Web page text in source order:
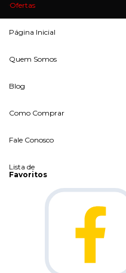
Ofertas
Página Inicial
Quem Somos
Blog
Como Comprar
Fale Conosco
Lista de
Favoritos